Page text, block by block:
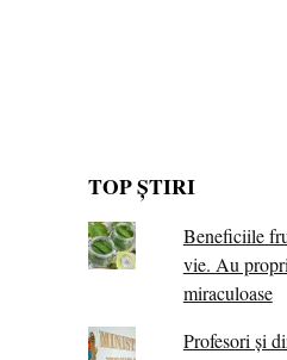
TOP ȘTIRI
Beneficiile
vie. Au
miraculoase
Profesori și